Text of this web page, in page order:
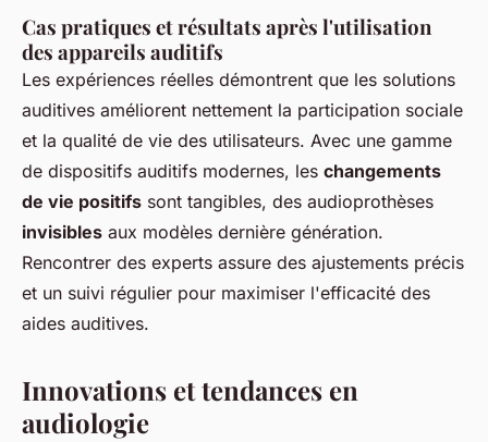
Cas pratiques et résultats après l'utilisation
des appareils auditifs
Les expériences réelles démontrent que les solutions
auditives améliorent nettement la participation sociale
et la qualité de vie des utilisateurs. Avec une gamme
de dispositifs auditifs modernes, les changements
de vie positifs sont tangibles, des audioprothèses
invisibles aux modèles dernière génération.
Rencontrer des experts assure des ajustements précis
et un suivi régulier pour maximiser l'efficacité des
aides auditives.
Innovations et tendances en
audiologie